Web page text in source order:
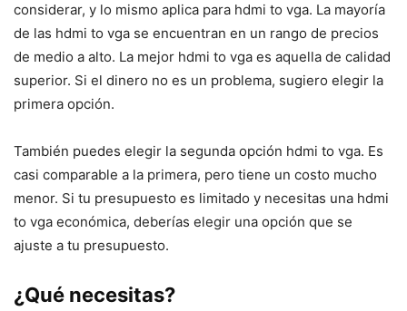
considerar, y lo mismo aplica para hdmi to vga. La mayoría
de las hdmi to vga se encuentran en un rango de precios
de medio a alto. La mejor hdmi to vga es aquella de calidad
superior. Si el dinero no es un problema, sugiero elegir la
primera opción.
También puedes elegir la segunda opción hdmi to vga. Es
casi comparable a la primera, pero tiene un costo mucho
menor. Si tu presupuesto es limitado y necesitas una hdmi
to vga económica, deberías elegir una opción que se
ajuste a tu presupuesto.
¿Qué necesitas?